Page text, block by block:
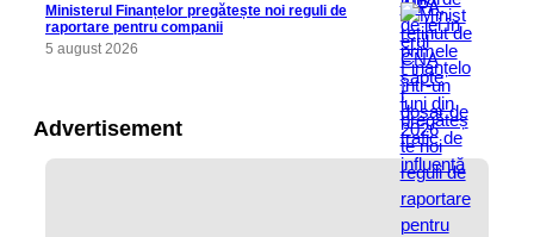
Ministerul Finanțelor pregătește noi reguli de
raportare pentru companii
5 august 2026
Advertisement